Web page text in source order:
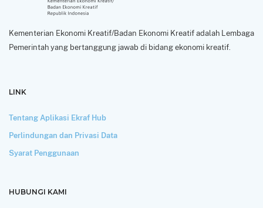
Kementerian Ekonomi Kreatif/Badan Ekonomi Kreatif adalah Lembaga
Pemerintah yang bertanggung jawab di bidang ekonomi kreatif.
LINK
Tentang Aplikasi Ekraf Hub
Perlindungan dan Privasi Data
Syarat Penggunaan
HUBUNGI KAMI